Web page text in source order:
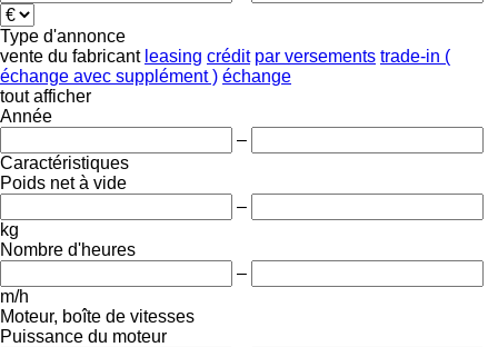
Type d'annonce
vente du fabricant leasing crédit par versements trade-in (
échange avec supplément ) échange
tout afficher
Année
–
Caractéristiques
Poids net à vide
–
kg
Nombre d'heures
–
m/h
Moteur, boîte de vitesses
Puissance du moteur